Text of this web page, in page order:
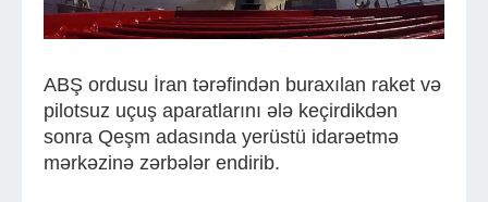
ABŞ ordusu İran tərəfindən buraxılan raket və
pilotsuz uçuş aparatlarını ələ keçirdikdən
sonra Qeşm adasında yerüstü idarəetmə
mərkəzinə zərbələr endirib.